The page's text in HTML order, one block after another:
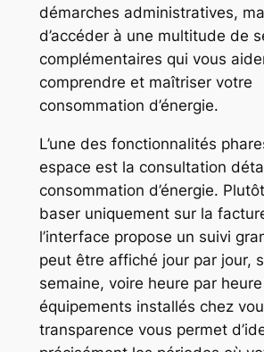
démarches administratives,
d’accéder à une multitude de
complémentaires qui vous
comprendre et maîtriser votre
consommation d’énergie.
L’une des fonctionnalités
espace est la consultation
consommation d’énergie.
baser uniquement sur la
l’interface propose un suivi
peut être affiché jour par jour,
semaine, voire heure par
équipements installés chez
transparence vous permet